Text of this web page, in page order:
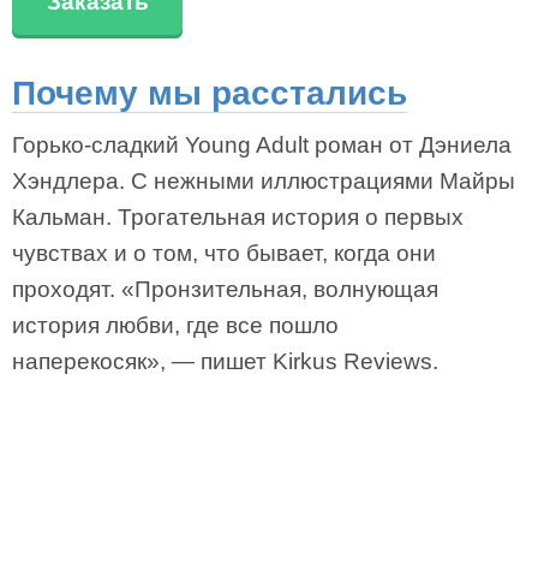
Почему мы расстались
Горько-сладкий Young Adult роман от Дэниела
Хэндлера. С нежными иллюстрациями Майры
Кальман. Трогательная история о первых
чувствах и о том, что бывает, когда они
проходят. «Пронзительная, волнующая
история любви, где все пошло
наперекосяк», — пишет Kirkus Reviews.